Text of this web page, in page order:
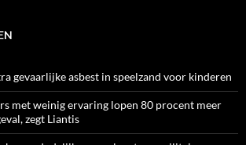
gevaarlijke asbest in speelzand voor kinderen
met weinig ervaring lopen 80 procent meer
zegt Liantis